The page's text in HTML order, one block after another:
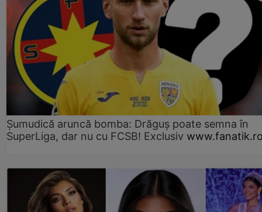
Șumudică aruncă bomba: Drăguș poate semna în
SuperLiga, dar nu cu FCSB! Exclusiv